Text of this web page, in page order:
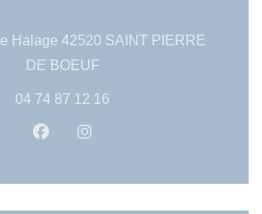
Halage 42520 SAINT PIERRE
DE BOEUF((apre una nuova
04 74 87 12 16
Facebook ((apre una nuova